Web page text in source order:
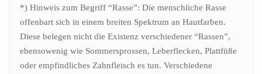
*) Hinweis zum Begriff “Rasse”: Die menschliche Rasse
offenbart sich in einem breiten Spektrum an Hautfarben.
Diese belegen nicht die Existenz verschiedener “Rassen”,
ebensowenig wie Sommersprossen, Leberflecken, Plattfüße
oder empfindliches Zahnfleisch es tun. Verschiedene